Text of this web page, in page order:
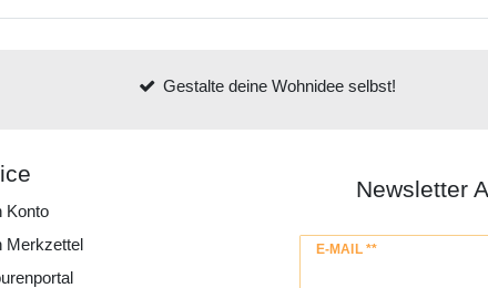
Gestalte deine Wohnidee selbst!
Konto
Merkzettel
Newsletter
E-MAIL **
Newsletter